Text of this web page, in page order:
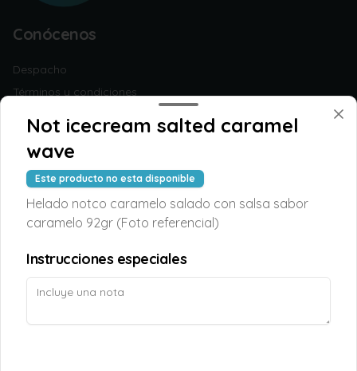
Conócenos
Despacho
Términos y condiciones
Redes sociales
Instagram
Facebook
Pedir
Iniciar sesión
Not icecream salted caramel
wave
Este producto no esta disponible
Helado notco caramelo salado con salsa sabor
caramelo 92gr (Foto referencial)
Instrucciones especiales